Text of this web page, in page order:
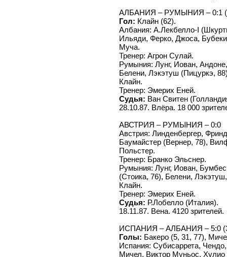
АЛБАНИЯ – РУМЫНИЯ – 0:1
Гол: Клайн (62).
Албания: А.Лекбелло-I
Ильяди, Ферко, Джоса,
Муча.
Тренер: Агрон Сулай.
Румыния: Лунг, Иован,
Белени, Лэкэтуш (Пицуркэ,
Клайн.
Тренер: Эмерих Еней.
Судья: Ван Свитен
28.10.87. Влёра. 18 000
АВСТРИЯ – РУМЫНИЯ – 0:0
Австрия: Линденбергер,
Баумайстер (Вернер, 78),
Польстер.
Тренер: Бранко Эльснер.
Румыния: Лунг, Иован,
(Стоика, 76), Белени,
Клайн.
Тренер: Эмерих Еней.
Судья: Р.Лобелло (Италия).
18.11.87. Вена. 4120 зрителей.
ИСПАНИЯ – АЛБАНИЯ – 5:0
Голы: Бакеро (5, 31, 77),
Испания: Субисаррета,
Мичел, Виктор Муньос,